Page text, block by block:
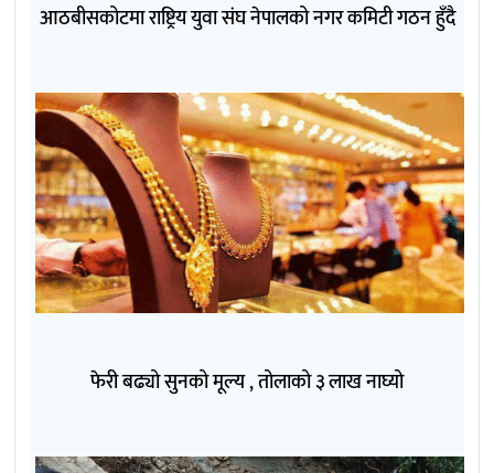
आठबीसकोटमा राष्ट्रिय युवा संघ नेपालको नगर कमिटी गठन हुँदै
फेरी बढ्यो सुनको मूल्य , तोलाको ३ लाख नाघ्यो